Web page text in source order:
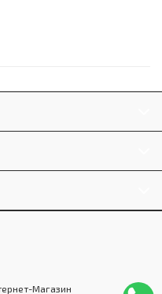
Магазин